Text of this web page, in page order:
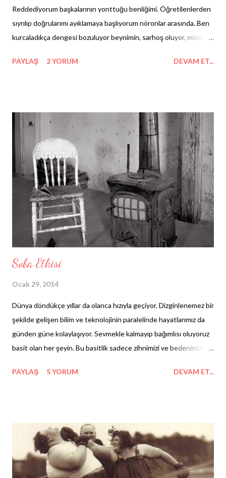
Reddediyorum başkalarının yonttuğu benliğimi. Öğretilenlerden
sıyrılıp doğrularımı ayıklamaya başlıyorum nöronlar arasında. Ben
kurcaladıkça dengesi bozuluyor beynimin, sarhoş oluyor, midesi
dünya dönüyor, beceremiyorum. Çuvallamam yetmezmiş gibi bir
Tökezliyorum. Oysa bu sırada karanlık tarafım içime istifra ediyor,
Dilediğimce konuşabildiğim gibi sevişeceğim de. Susabildiğim gibi
reddedeceğim. Görmenizi istediğimde karşınıza geçip pankart
kaldırabildiğim gibi, yok olmak istediğimde göz kapaklarınızı bizzat
ellerimle indireceğim. Sızıyorum.
PAYLAŞ 2 YORUM DEVAM ET...
Soba Etkisi
Ocak 29, 2014
Dünya döndükçe yıllar da olanca hızıyla geçiyor. Dizginlenemez bir
şekilde gelişen bilim ve teknolojinin paralelinde hayatlarımız da
günden güne kolaylaşıyor. Sevmekle kalmayıp bağımlısı oluyoruz
basit olan her şeyin. Bu basitlik sadece zihnimizi ve bedenimizi
ailemizle bile beş dakika sohbet etmeye üşeniyoruz artık. Biz, bir
kadar küçük değilken, insanlar mikro topluluklar halinde
hayatlarını idame ettirirlerdi. Bugünümüzden farklı olarak eskinin
tek yerleşim alanı alternatifleri, adına köy ve kasaba dediğimiz
alanlardı. Toplum, yardımlaşma, komşuluk ve birlik olma bilinci gibi
PAYLAŞ 5 YORUM DEVAM ET...